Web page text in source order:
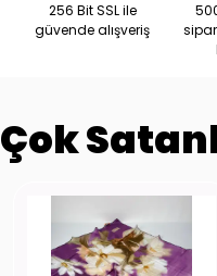
256 Bit SSL ile
güvende alışveriş
Çok